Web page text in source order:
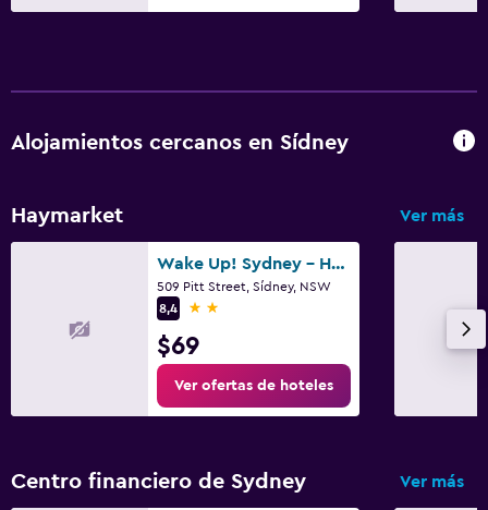
Escritorio
Ideal para familias
Cuna/cama nido disponibles
Alojamientos cercanos en Sídney
Haymarket Ver más
Wake Up! Sydney - Hostel
509 Pitt Street, Sídney, NSW
8,4
2 estrellas
$69
Ver ofertas de hoteles
Centro financiero de Sydney Ver más